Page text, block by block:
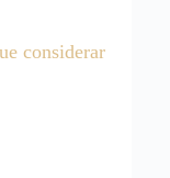
considerar